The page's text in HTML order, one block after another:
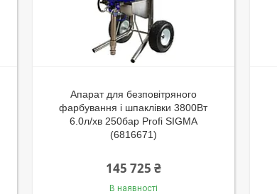
Апарат для безповітряного
фарбування і шпаклівки 3800Вт
6.0л/хв 250бар Profi SIGMA
(6816671)
145 725 ₴
В наявності